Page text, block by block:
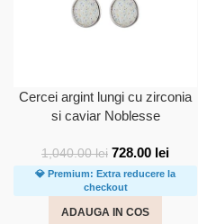
Cercei argint lungi cu zirconia
si caviar Noblesse
1,040.00lei 728.00 lei
💎 Premium: Extra reducere la
checkout
ADAUGA IN COS